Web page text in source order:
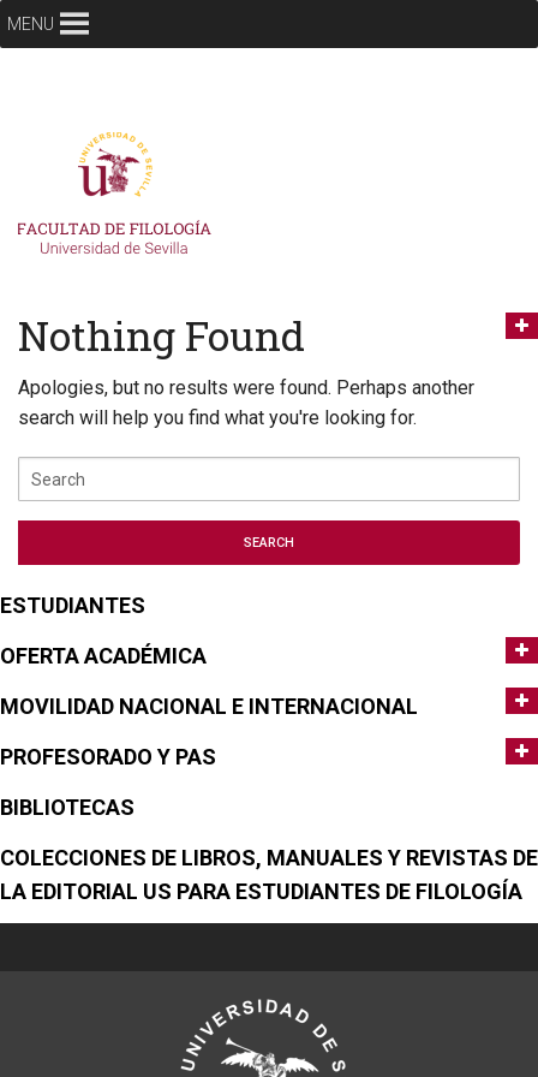
MENU
Nothing Found
Apologies, but no results were found. Perhaps another
search will help you find what you're looking for.
ESTUDIANTES
OFERTA ACADÉMICA
MOVILIDAD NACIONAL E INTERNACIONAL
PROFESORADO Y PAS
BIBLIOTECAS
COLECCIONES DE LIBROS, MANUALES Y REVISTAS DE
LA EDITORIAL US PARA ESTUDIANTES DE FILOLOGÍA